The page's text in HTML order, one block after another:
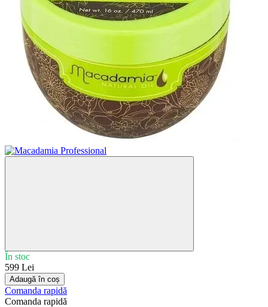
În stoc
599 Lei
Adaugă în coș
Comanda rapidă
Comanda rapidă